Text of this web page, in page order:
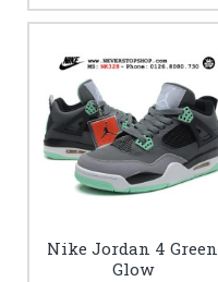
Nike Jordan 4 Green
Glow